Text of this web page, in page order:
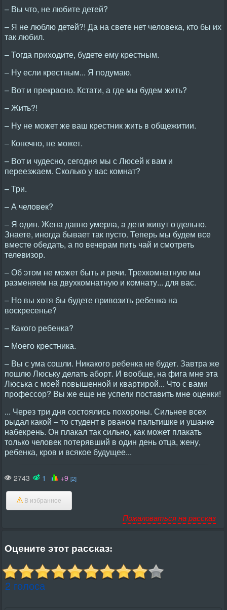
– Вы что, не любите детей?
– Я не люблю детей?! Да на свете нет человека, кто бы их
так любил.
– Тогда приходите, будете ему крестным.
– Ну если крестным... Я подумаю.
– Вот и прекрасно. Кстати, а где мы будем жить?
– Жить?!
– Ну не может же ваш крестник жить в общежитии.
– Конечно, не может.
– Вот и чудесно, сегодня мы с Люсей к вам и
переезжаем. Сколько у вас комнат?
– Три.
– А человек?
– Я один. Жена давно умерла, а дети живут отдельно.
Знаете, иногда бывает так пусто. Теперь мы будем все
вместе обедать, а по вечерам пить чай и смотреть
телевизор.
– Об этом не может быть и речи. Трехкомнатную мы
разменяем на двухкомнатную и комнату... для вас.
– Но вы хотя бы будете привозить ребенка на
воскресенье?
– Какого ребенка?
– Моего крестника.
– Вы с ума сошли. Никакого ребенка не будет. Завтра же
пошлю Люську делать аборт. И вообще, на фига мне эта
Люська с моей повышенной и квартирой... Что с вами
профессор? Вы же еще не успели поставить мне оценки!
... Через три дня состоялись похороны. Сильнее всех
рыдал какой – то студент в рваном пальтишке и ушанке
набекрень. Он плакал так сильно, как может плакать
только человек потерявший в один день отца, жену,
ребенка, кров и всякое будущее...
2743 1 +9 [2]
В избранное
Пожаловаться на рассказ
Оцените этот рассказ:
2 голоса